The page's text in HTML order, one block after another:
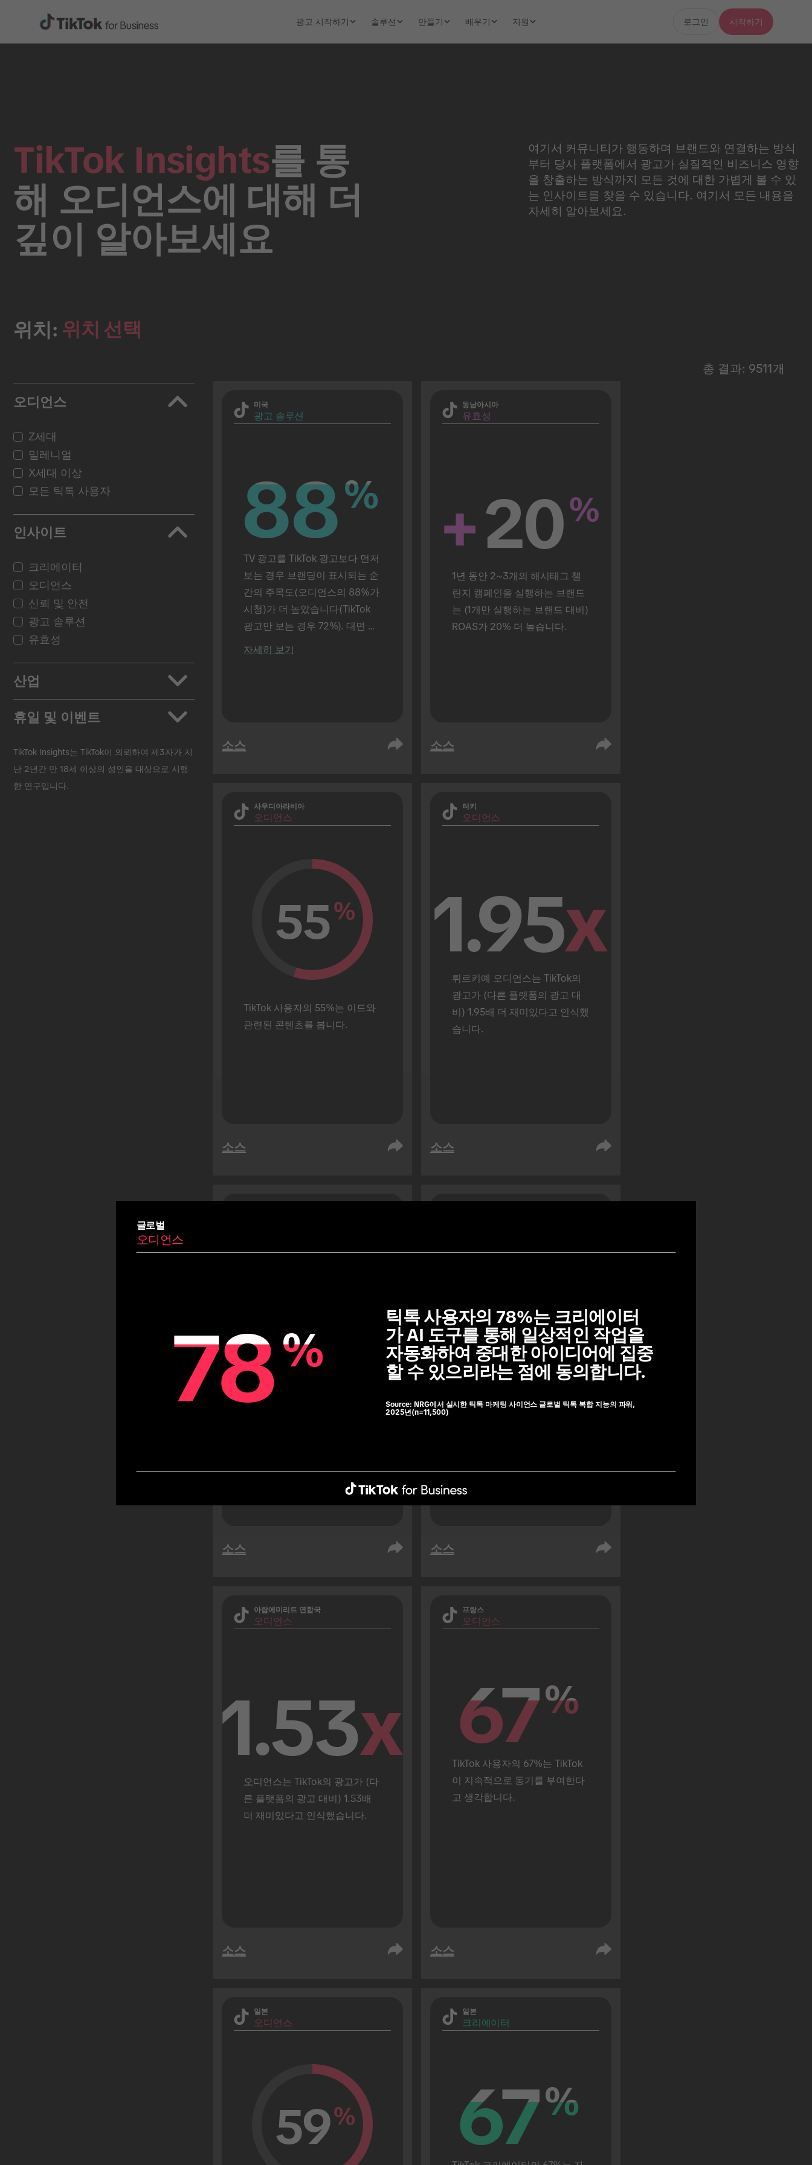
광고 시작하기 솔루션 만들기 배우기 지원 로그인 시작하기
TikTok Insights를 통
해 오디언스에 대해 더
깊이 알아보세요
여기서 커뮤니티가 행동하며 브랜드와 연결하는 방식
부터 당사 플랫폼에서 광고가 실질적인 비즈니스 영향
을 창출하는 방식까지 모든 것에 대한 가볍게 볼 수 있
는 인사이트를 찾을 수 있습니다. 여기서 모든 내용을
자세히 알아보세요.
위치: 위치 선택
오디언스
Z세대
밀레니얼
X세대 이상
모든 틱톡 사용자
인사이트
크리에이터
오디언스
신뢰 및 안전
광고 솔루션
유효성
산업
앱
뷰티/개인 케어
소비재
교육
휴일 및 이벤트
대면 수업
블랙 프라이데이
크리스마스
TikTok Insights는 TikTok이 의뢰하여 제3자가 지
난 2년간 만 18세 이상의 성인을 대상으로 시행
한 연구입니다.
총 결과: 9511개
미국
광고 솔루션
88%
88%
TV 광고를 TikTok 광고보다 먼저
보는 경우 브랜딩이 표시되는 순
간의 주목도(오디언스의 88%가
시청)가 더 높았습니다(TikTok
광고만 보는 경우 72%). 대면 환
자세히 보기
소스
동남아시아
유효성
+20%
1년 동안 2~3개의 해시태그 챌
린지 캠페인을 실행하는 브랜드
는 (1개만 실행하는 브랜드 대비)
ROAS가 20% 더 높습니다.
소스
사우디아라비아
오디언스
55%
TikTok 사용자의 55%는 이드와
관련된 콘텐츠를 봅니다.
소스
터키
오디언스
1.95x
튀르키예 오디언스는 TikTok의
광고가 (다른 플랫폼의 광고 대
비) 1.95배 더 재미있다고 인식했
습니다.
소스
1.3
TikTok 사용자들은 여행하는 동
안 로밍 데이터를 사용할 가능성
소스
76 %
76 %
TikTok 사용자의 76%는 충동 구
매의 결과로 여행하기 전에 급하
소스
아랍에미리트 연합국
오디언스
1.53x
오디언스는 TikTok의 광고가 (다
른 플랫폼의 광고 대비) 1.53배
더 재미있다고 인식했습니다.
소스
프랑스
오디언스
67%
67%
TikTok 사용자의 67%는 TikTok
이 지속적으로 동기를 부여한다
고 생각합니다.
소스
일본
오디언스
59%
일본
크리에이터
67%
67%
글로벌
오디언스
78%
78%
틱톡 사용자의 78%는 크리에이터
가 AI 도구를 통해 일상적인 작업을
자동화하여 중대한 아이디어에 집중
할 수 있으리라는 점에 동의합니다.
Source: NRG에서 실시한 틱톡 마케팅 사이언스 글로벌 틱톡 복합 지능의 파워,
2025년(n=11,500)